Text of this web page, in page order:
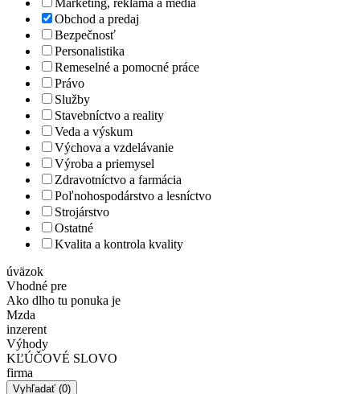
Obchod a predaj
Bezpečnosť
Personalistika
Remeselné a pomocné práce
Právo
Služby
Stavebníctvo a reality
Veda a výskum
Výchova a vzdelávanie
Výroba a priemysel
Zdravotníctvo a farmácia
Poľnohospodárstvo a lesníctvo
Strojárstvo
Ostatné
Kvalita a kontrola kvality
úväzok
Vhodné pre
Ako dlho tu ponuka je
Mzda
inzerent
Výhody
KĽÚČOVÉ SLOVO
firma